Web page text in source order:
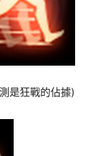
是狂戰的佔據)